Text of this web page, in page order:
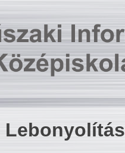
Lebonyolítás